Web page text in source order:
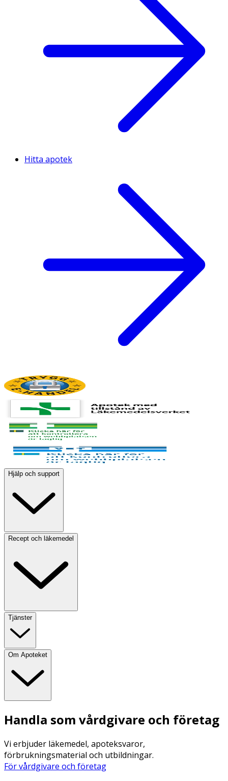
Hitta apotek
Hjälp och support
Recept och läkemedel
Tjänster
Om Apoteket
Handla som vårdgivare och företag
Vi erbjuder läkemedel, apoteksvaror,
förbrukningsmaterial och utbildningar.
För vårdgivare och företag